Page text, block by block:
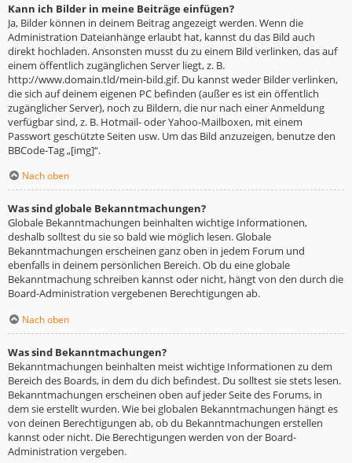
Kann ich Bilder in meine Beiträge einfügen?
Ja, Bilder können in deinem Beitrag angezeigt werden. Wenn die
Administration Dateianhänge erlaubt hat, kannst du das Bild auch
direkt hochladen. Ansonsten musst du zu einem Bild verlinken, das auf
einem öffentlich zugänglichen Server liegt, z. B.
http://www.domain.tld/mein-bild.gif. Du kannst weder Bilder verlinken,
die sich auf deinem eigenen PC befinden (außer es ist ein öffentlich
zugänglicher Server), noch zu Bildern, die nur nach einer Anmeldung
verfügbar sind, z. B. Hotmail- oder Yahoo-Mailboxen, mit einem
Passwort geschützte Seiten usw. Um das Bild anzuzeigen, benutze den
BBCode-Tag „[img]“.
Nach oben
Was sind globale Bekanntmachungen?
Globale Bekanntmachungen beinhalten wichtige Informationen,
deshalb solltest du sie so bald wie möglich lesen. Globale
Bekanntmachungen erscheinen ganz oben in jedem Forum und
ebenfalls in deinem persönlichen Bereich. Ob du eine globale
Bekanntmachung schreiben kannst oder nicht, hängt von den durch die
Board-Administration vergebenen Berechtigungen ab.
Nach oben
Was sind Bekanntmachungen?
Bekanntmachungen beinhalten meist wichtige Informationen zu dem
Bereich des Boards, in dem du dich befindest. Du solltest sie stets lesen.
Bekanntmachungen erscheinen oben auf jeder Seite des Forums, in
dem sie erstellt wurden. Wie bei globalen Bekanntmachungen hängt es
von deinen Berechtigungen ab, ob du Bekanntmachungen erstellen
kannst oder nicht. Die Berechtigungen werden von der Board-
Administration vergeben.